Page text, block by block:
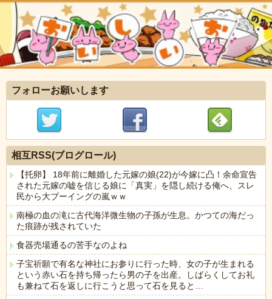
フォローお願いします
相互RSS(ブログロール)
【托卵】 18年前に離婚した元嫁の娘(22)が今嫁に凸！余命宣告
された元嫁の嘘を信じる娘に「真実」を隠し続ける俺へ、スレ
民から大ブーイングの嵐ｗｗ
南極の血の滝に古代海洋微生物の子孫が生息。かつての海だっ
た痕跡が残されていた
食器売場通るの苦手なのよね
子宝祈願で有名な神社にお参りに行った時、女の子が生まれる
という赤い石を持ち帰ったら男の子を出産。しばらくしてお礼
も兼ねて石を返しに行こうと思って石を見ると…